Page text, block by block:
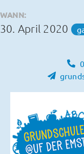
Inhalt
springen
WANN:
30. April 2020